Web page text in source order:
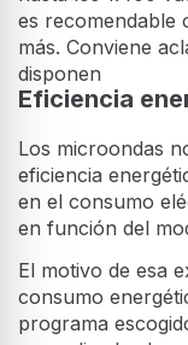
es recomendable
más. Conviene
disponen
Eficiencia
Los microondas
eficiencia
en el consumo
en función del
El motivo de esa
consumo
programa